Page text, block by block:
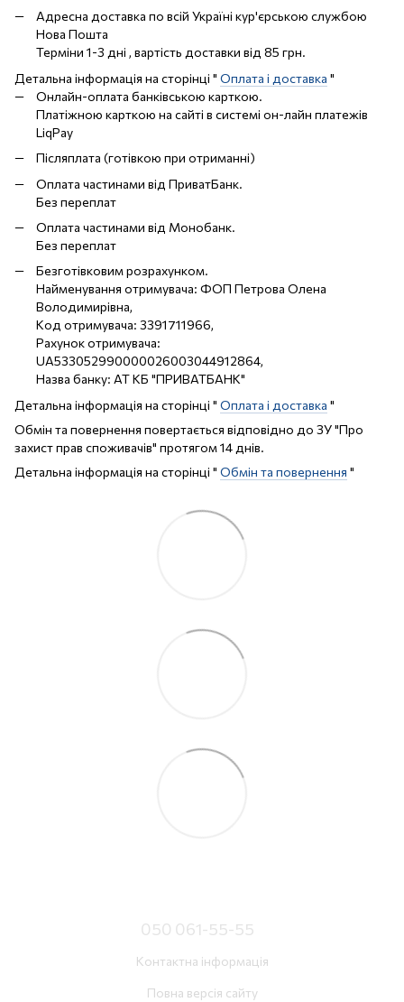
Адресна доставка по всій Україні кур'єрською службою
Нова Пошта
Терміни 1-3 дні , вартість доставки від 85 грн.
Детальна інформація на сторінці " Оплата і доставка "
Онлайн-оплата банківською карткою.
Платіжною карткою на сайті в системі он-лайн платежів
LiqPay
Післяплата (готівкою при отриманні)
Оплата частинами від ПриватБанк.
Без переплат
Оплата частинами від Монобанк.
Без переплат
Безготівковим розрахунком.
Найменування отримувача: ФОП Петрова Олена
Володимирівна,
Код отримувача: 3391711966,
Рахунок отримувача:
UA533052990000026003044912864,
Назва банку: АТ КБ "ПРИВАТБАНК"
Детальна інформація на сторінці " Оплата і доставка "
Обмін та повернення повертається відповідно до ЗУ "Про
захист прав споживачів" протягом 14 днів.
Детальна інформація на сторінці " Обмін та повернення "
050 061-55-55
Контактна інформація
Повна версія сайту